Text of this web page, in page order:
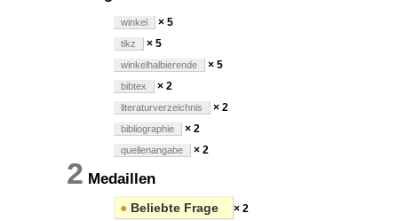
winkel × 5
tikz × 5
winkelhalbierende × 5
bibtex × 2
literaturverzeichnis × 2
bibliographie × 2
quellenangabe × 2
2 Medaillen
● Beliebte Frage × 2